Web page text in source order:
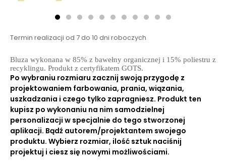
Termin realizacji od 7 do 10 dni roboczych
Bluza wykonana w 85% z bawełny organicznej i 15% poliestru z
recyklingu. Produkt z certyfikatem GOTS.
Po wybraniu rozmiaru zacznij swoją przygodę z
projektowaniem farbowania, prania, wiązania,
uszkadzania i czego tylko zapragniesz. Produkt ten
kupisz po wykonaniu na nim samodzielnej
personalizacji w specjalnie do tego stworzonej
aplikacji. Bądź autorem/projektantem swojego
produktu. Wybierz rozmiar, ilość sztuk naciśnij
projektuj i ciesz się nowymi możliwościami.